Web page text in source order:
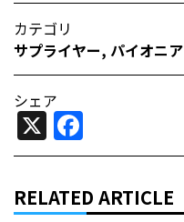
カテゴリ
サプライヤー, パイオニア
シェア
X
RELATED ARTICLE